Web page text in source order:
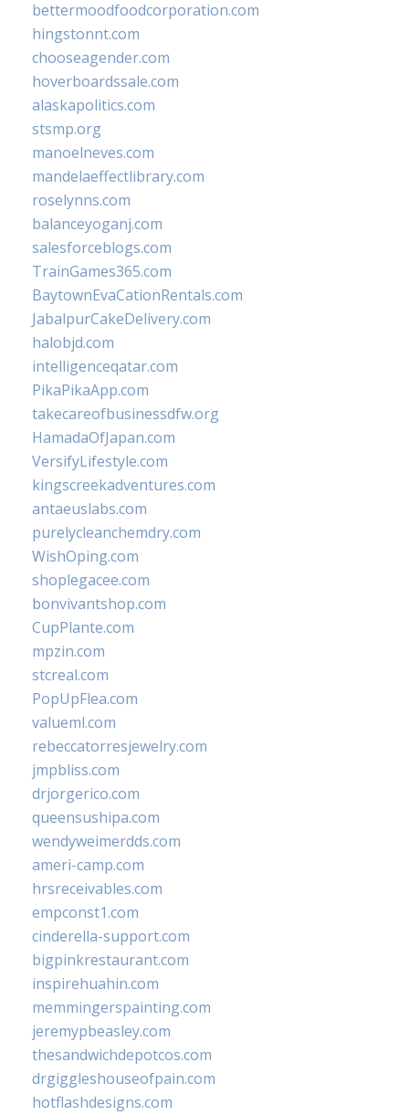
bettermoodfoodcorporation.com
hingstonnt.com
chooseagender.com
hoverboardssale.com
alaskapolitics.com
stsmp.org
manoelneves.com
mandelaeffectlibrary.com
roselynns.com
balanceyoganj.com
salesforceblogs.com
TrainGames365.com
BaytownEvaCationRentals.com
JabalpurCakeDelivery.com
halobjd.com
intelligenceqatar.com
PikaPikaApp.com
takecareofbusinessdfw.org
HamadaOfJapan.com
VersifyLifestyle.com
kingscreekadventures.com
antaeuslabs.com
purelycleanchemdry.com
WishOping.com
shoplegacee.com
bonvivantshop.com
CupPlante.com
mpzin.com
stcreal.com
PopUpFlea.com
valueml.com
rebeccatorresjewelry.com
jmpbliss.com
drjorgerico.com
queensushipa.com
wendyweimerdds.com
ameri-camp.com
hrsreceivables.com
empconst1.com
cinderella-support.com
bigpinkrestaurant.com
inspirehuahin.com
memmingerspainting.com
jeremypbeasley.com
thesandwichdepotcos.com
drgiggleshouseofpain.com
hotflashdesigns.com